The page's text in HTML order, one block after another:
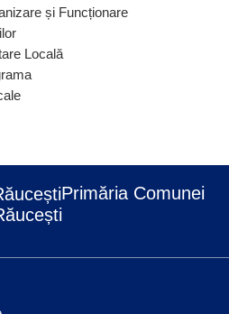
și Funcționare
Locală
Primăria Comunei